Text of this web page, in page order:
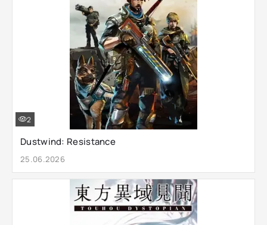
Dustwind: Resistance
25.06.2026
2